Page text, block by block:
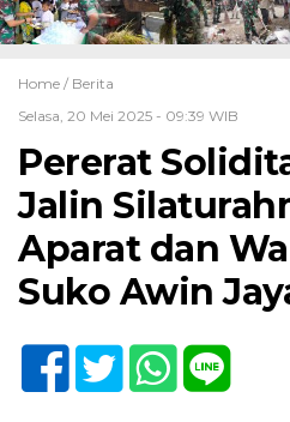
Home / Berita
Selasa, 20 Mei 2025 - 09:39 WIB
Pererat
Jalin
Aparat dan
Suko Awin